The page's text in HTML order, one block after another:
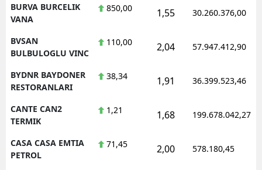
BURVA BURCELIK
VANA
850,00 1,55 30.260.376,00
BVSAN
BULBULOGLU VINC
110,00 2,04 57.947.412,90
BYDNR BAYDONER
RESTORANLARI
38,34 1,91 36.399.523,46
CANTE CAN2
TERMIK
1,21 1,68 199.678.042,27
CASA CASA EMTIA
PETROL
71,45 2,00 578.180,45